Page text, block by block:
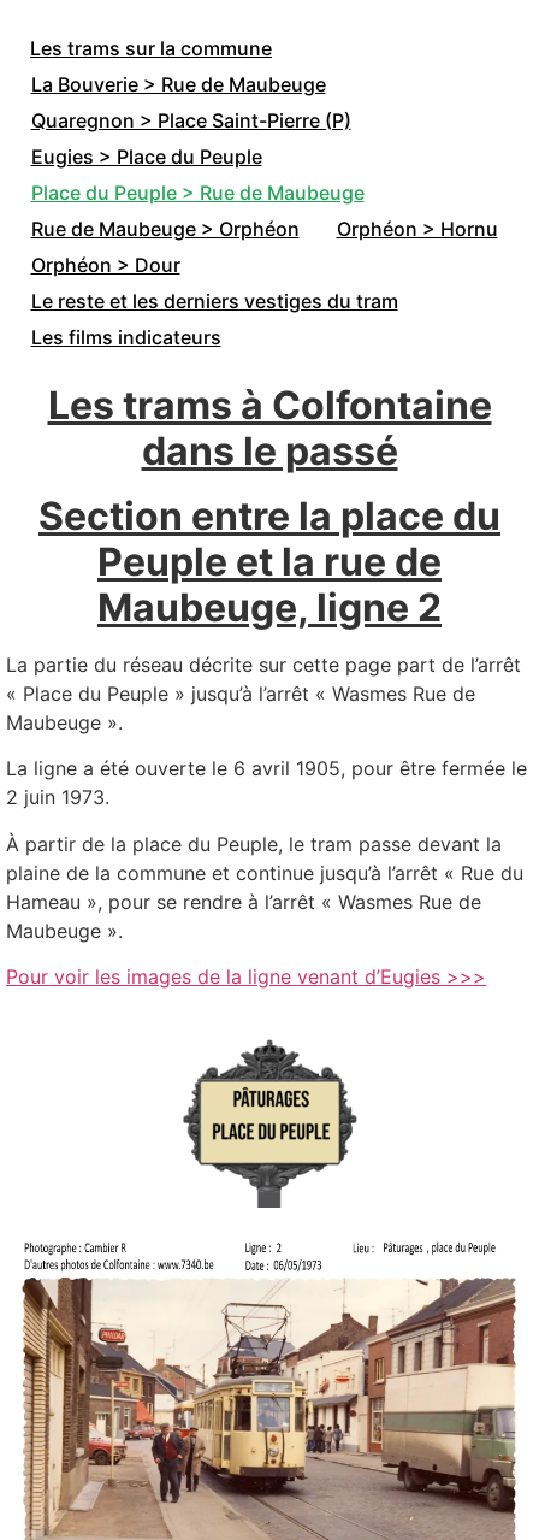
Les trams sur la commune
La Bouverie > Rue de Maubeuge
Quaregnon > Place Saint-Pierre (P)
Eugies > Place du Peuple
Place du Peuple > Rue de Maubeuge
Rue de Maubeuge > Orphéon
Orphéon > Hornu
Orphéon > Dour
Le reste et les derniers vestiges du tram
Les films indicateurs
Les trams à Colfontaine
dans le passé
Section entre la place du
Peuple et la rue de
Maubeuge, ligne 2
La partie du réseau décrite sur cette page part de l’arrêt
« Place du Peuple » jusqu’à l’arrêt « Wasmes Rue de
Maubeuge ».
La ligne a été ouverte le 6 avril 1905, pour être fermée le
2 juin 1973.
À partir de la place du Peuple, le tram passe devant la
plaine de la commune et continue jusqu’à l’arrêt « Rue du
Hameau », pour se rendre à l’arrêt « Wasmes Rue de
Maubeuge ».
Pour voir les images de la ligne venant d’Eugies >>>